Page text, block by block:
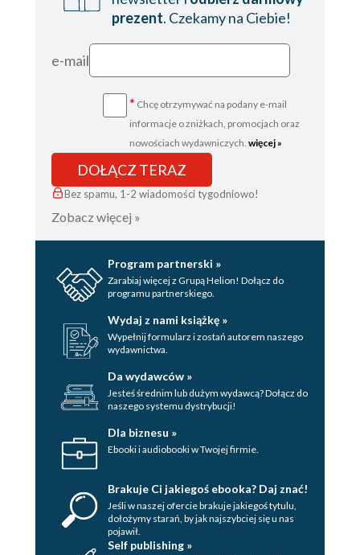
prezent. Czekamy na Ciebie!
e-mail
* Chcę otrzymywać na podany e-mail
informacje o zniżkach, promocjach oraz
nowościach wydawniczych. więcej »
DOŁĄCZ TERAZ
Bez spamu, 1-2 wiadomości tygodniowo!
Zobacz więcej »
Program partnerski »
Zarabiaj więcej z Grupą Helion! Dołącz do
programu partnerskiego.
Wydaj z nami książkę »
Wypełnij formularz i zostań autorem naszego
wydawnictwa.
Da wydawców »
Jesteś średnim lub dużym wydawcą? Dołącz do
naszego systemu dystrybucji!
Dla biznesu »
Ebooki i audiobooki w Twojej firmie.
Brakuje Ci jakiegoś ebooka? Daj znać!
Jeśli w naszej ofercie brakuje jakiegoś tytulu,
dołożymy starań, by jak najszybciej się u nas
pojawił.
Self publishing »